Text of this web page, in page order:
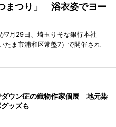
まつり」 浴衣姿でヨー
7月29日、埼玉りそな銀行本社
たま市浦和区常盤7）で開催され
ダウン症の織物作家個展 地元染
ッズも